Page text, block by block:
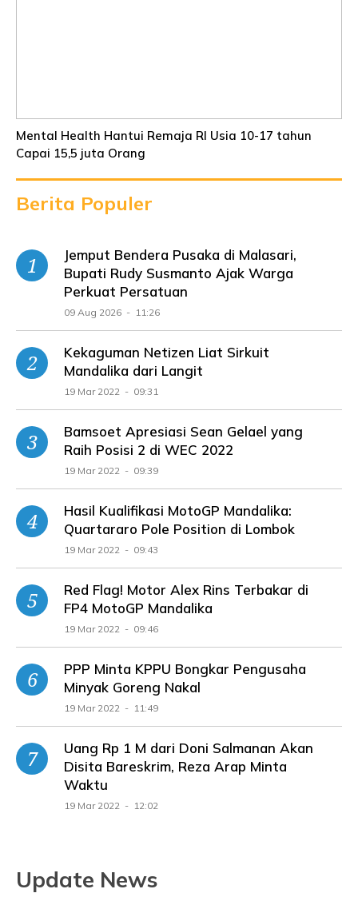
Mental Health Hantui Remaja RI Usia 10-17 tahun
Capai 15,5 juta Orang
Berita Populer
Jemput Bendera Pusaka di Malasari,
Bupati Rudy Susmanto Ajak Warga
Perkuat Persatuan
09 Aug 2026 - 11:26
Kekaguman Netizen Liat Sirkuit
Mandalika dari Langit
19 Mar 2022 - 09:31
Bamsoet Apresiasi Sean Gelael yang
Raih Posisi 2 di WEC 2022
19 Mar 2022 - 09:39
Hasil Kualifikasi MotoGP Mandalika:
Quartararo Pole Position di Lombok
19 Mar 2022 - 09:43
Red Flag! Motor Alex Rins Terbakar di
FP4 MotoGP Mandalika
19 Mar 2022 - 09:46
PPP Minta KPPU Bongkar Pengusaha
Minyak Goreng Nakal
19 Mar 2022 - 11:49
Uang Rp 1 M dari Doni Salmanan Akan
Disita Bareskrim, Reza Arap Minta
Waktu
19 Mar 2022 - 12:02
Update News